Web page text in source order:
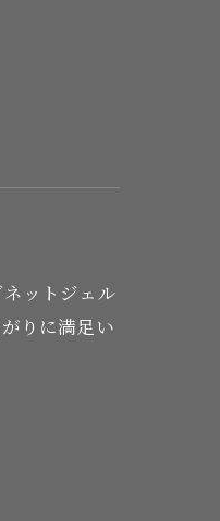
ットジェル
りに満足い